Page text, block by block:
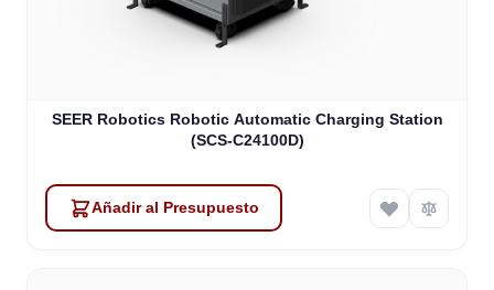
SEER Robotics Robotic Automatic Charging Station
(SCS-C24100D)
Añadir al Presupuesto